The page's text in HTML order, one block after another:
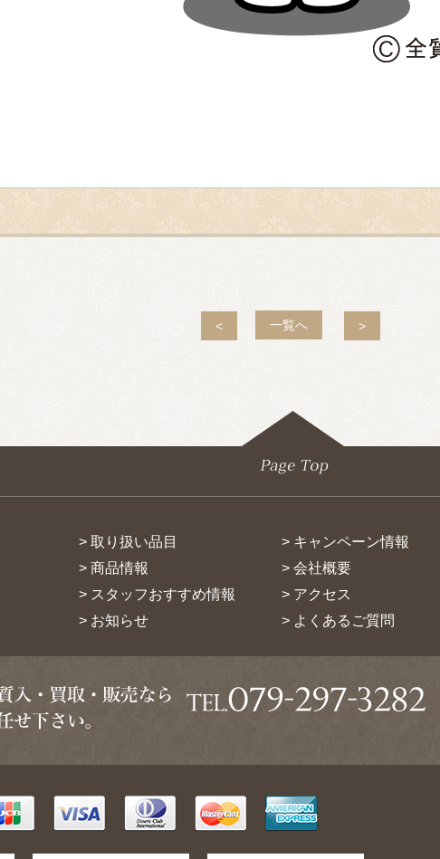
< 一覧へ >
> 取り扱い品目 > キャンペーン情報
> 商品情報 > 会社概要
> スタッフおすすめ情報 > アクセス
> お知らせ > よくあるご質問